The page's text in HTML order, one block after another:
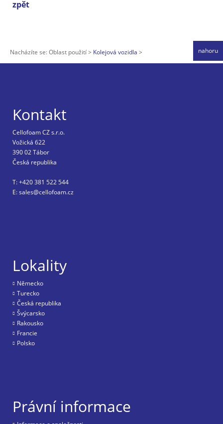
zpět
Nacházíte se:Oblast použití Kolejová vozidla nahoru
Kontakt
Cellofoam CZ s.r.o.
Vožická 622
390 02 Tábor
Česká republika
T: +420 381 522 544
E: sales@cellofoam.cz
Lokality
Nĕmecko
Turecko
Česká republika
Švýcarsko
Rakousko
Francie
Polsko
Právní informace